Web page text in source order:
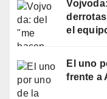
el
El uno
frente a